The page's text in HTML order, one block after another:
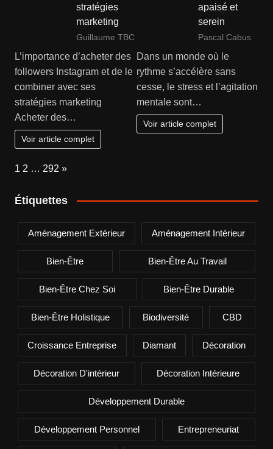
stratégies
marketing
Guillaume TBC
L’importance d’acheter des
followers Instagram et de le
combiner avec ses
stratégies marketing
Acheter des…
Voir article complet
apaisé et
serein
Pascal Cabus
Dans un monde où le
rythme s’accélère sans
cesse, le stress et l’agitation
mentale sont…
Voir article complet
Page:
1 2 … 292 Next
»
Étiquettes
Aménagement Extérieur Aménagement Intérieur
Bien-Être Bien-Être Au Travail
Bien-Être Chez Soi Bien-Être Durable
Bien-Être Holistique Biodiversité CBD
Croissance Entreprise Diamant Décoration
Décoration D'intérieur Décoration Intérieure
Développement Durable
Développement Personnel Entrepreneuriat